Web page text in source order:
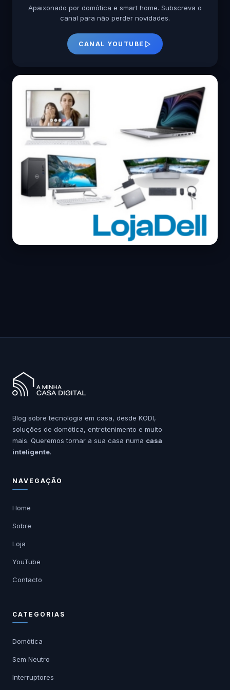
Apaixonado por domótica e smart home. Subscreva o
canal para não perder novidades.
CANAL YOUTUBE
Blog sobre tecnologia em casa, desde KODI,
soluções de domótica, entretenimento e muito
mais. Queremos tornar a sua casa numa casa
inteligente.
NAVEGAÇÃO
Home
Sobre
Loja
YouTube
Contacto
CATEGORIAS
Domótica
Sem Neutro
Interruptores